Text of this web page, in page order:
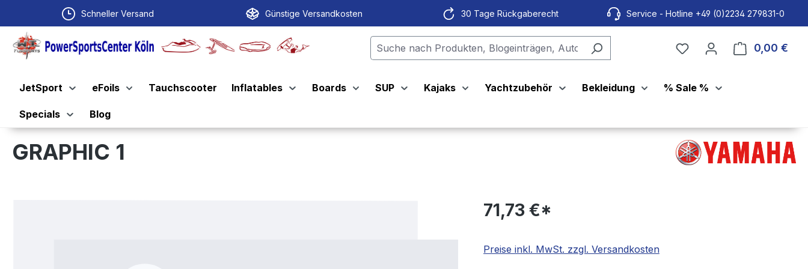
Zur Hauptnavigation springen
Schneller Versand Günstige Versandkosten 30 Tage Rückgaberecht Service - Hotline +49 (0)2234 279831-0
0,00 €
JetSport eFoils Tauchscooter Inflatables Boards SUP Kajaks Yachtzubehör Bekleidung % Sale %
Specials Blog
GRAPHIC 1
71,73 €*
Preise inkl. MwSt. zzgl. Versandkosten